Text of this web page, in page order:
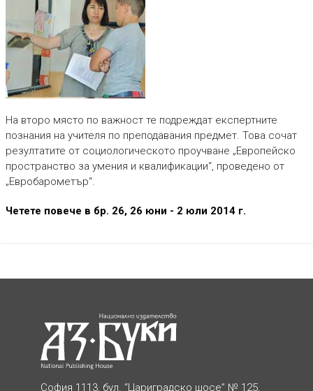
На второ място по важност те подреждат експертните
познания на учителя по преподавания предмет. Това сочат
резултатите от социологическото проучване „Европейско
пространство за умения и квалификации“, проведено от
„Евробарометър“.
Четете повече в бр. 26, 26 юни - 2 юли 2014 г.
София 1113, бул. “Цариградско шосе” № 125,